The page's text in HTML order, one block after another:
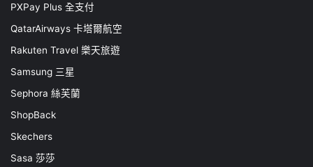
PXPay Plus 全支付
QatarAirways 卡塔爾航空
Rakuten Travel 樂天旅遊
Samsung 三星
Sephora 絲芙蘭
ShopBack
Skechers
Sasa 莎莎